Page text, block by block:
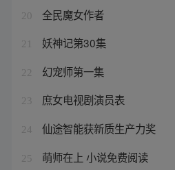
20 全民魔女作者
21 妖神记第30集
22 幻宠师第一集
23 庶女电视剧演员表
24 仙途智能获新质生产力奖
25 萌师在上 小说免费阅读